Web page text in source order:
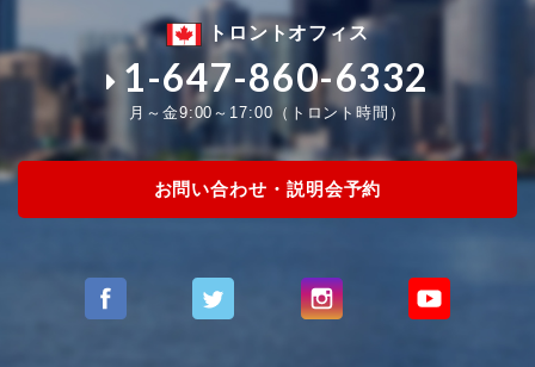
トロントオフィス
1-647-860-6332
月～金9:00～17:00（トロント時間）
お問い合わせ・説明会予約